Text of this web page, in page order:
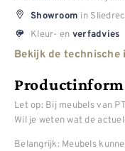
Showroom in
Kleur- en verfadvies
Bekijk de technische
Let op: Bij meubels van
Wil je weten wat de
Belangrijk: Meubels